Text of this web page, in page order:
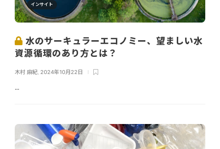
インサイト
水のサーキュラーエコノミー、望ましい水
資源循環のあり方とは？
木村 麻紀 2024年10月22日
...